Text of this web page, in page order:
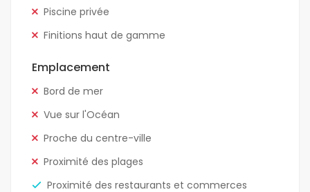
Piscine privée
Finitions haut de gamme
Emplacement
Bord de mer
Vue sur l'Océan
Proche du centre-ville
Proximité des plages
Proximité des restaurants et commerces